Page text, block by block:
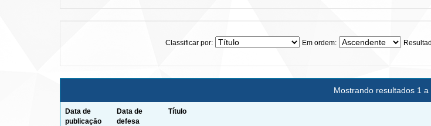
Classificar por: Em ordem:
Mostrando resultados 1 a
Data de
publicação
Data de
defesa
Título